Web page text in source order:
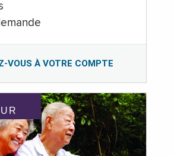
VOUS À VOTRE COMPTE